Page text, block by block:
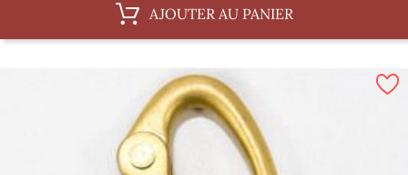
AJOUTER AU PANIER